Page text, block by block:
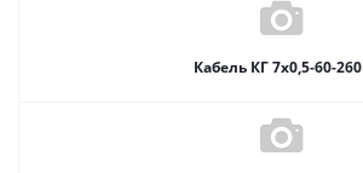
Кабель КГ 7х0,5-60-260